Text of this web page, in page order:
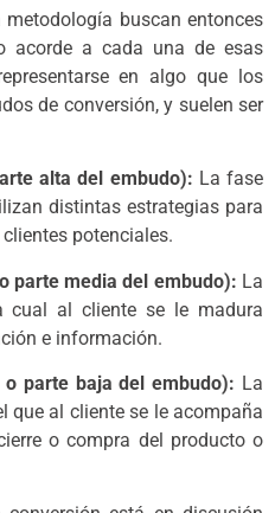
buscan entonces
acorde a cada una de esas
en algo que los
de conversión, y suelen ser
alta del embudo): La fase
distintas estrategias para
potenciales.
parte media del embudo): La
cual al cliente se le madura
e información.
parte baja del embudo): La
que al cliente se le acompaña
o compra del producto o